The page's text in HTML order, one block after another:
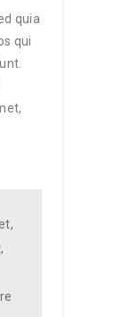
quia
qui